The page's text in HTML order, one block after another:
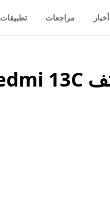
أخبار مراجعات تطبيقات